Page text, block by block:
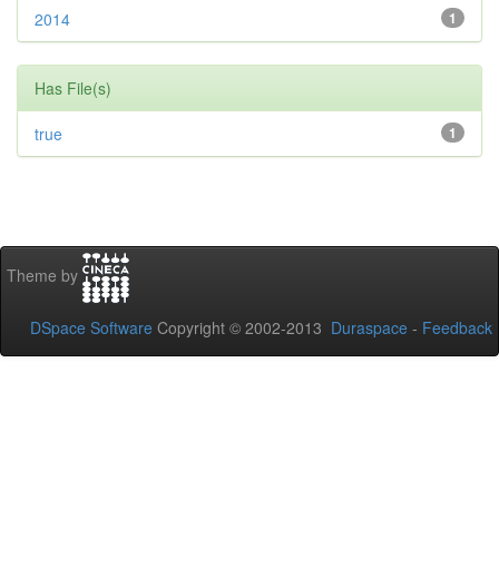
1
2014
Has File(s)
1
true
Theme by
DSpace Software Copyright © 2002-2013 Duraspace - Feedback